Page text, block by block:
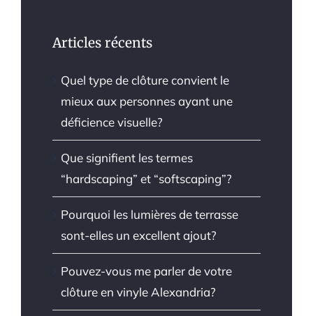
Articles récents
Quel type de clôture convient le
mieux aux personnes ayant une
déficience visuelle?
Que signifient les termes
“hardscaping” et “softscaping”?
Pourquoi les lumières de terrasse
sont-elles un excellent ajout?
Pouvez-vous me parler de votre
clôture en vinyle Alexandria?